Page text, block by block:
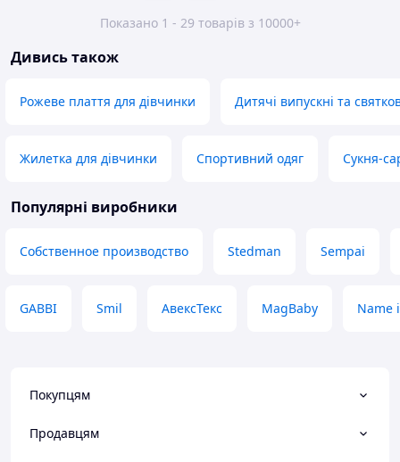
Показано 1 - 29 товарів з 10000+
Дивись також
Рожеве плаття для дівчинки Дитячі випускні та
Жилетка для дівчинки Спортивний одяг Сукня-
Популярні виробники
Собственное производство Stedman Sempai
GABBI Smil АвексТекс MagBaby Name
Покупцям
Продавцям